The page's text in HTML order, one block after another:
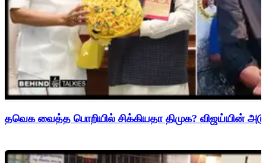
தவெக வைத்த பொறியில் சிக்கியதா திமுக? விஜய்யின்